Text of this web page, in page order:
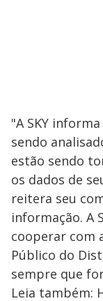
"A SKY
sendo
estão sendo
os dados de
reitera seu
informação. A
cooperar com
Público do
sempre que
Leia também: